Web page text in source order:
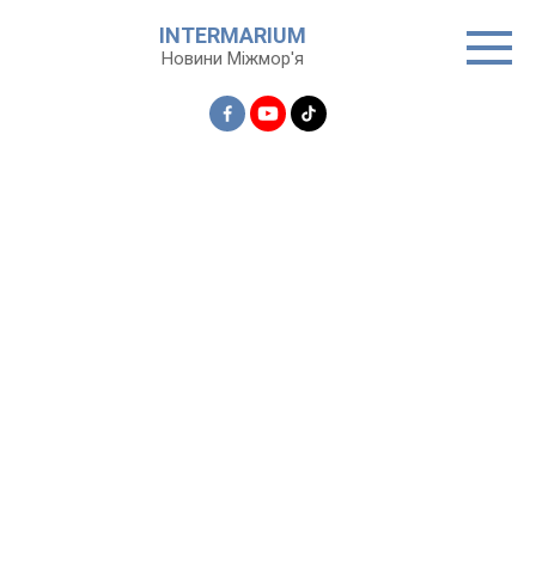
INTERMARIUM
Новини Міжмор'я